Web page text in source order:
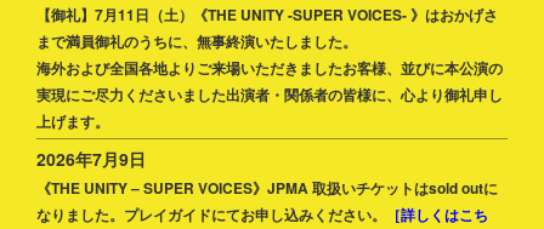
【御礼】7月11日（土）《THE UNITY -SUPER VOICES- 》はおかげさ
まで満員御礼のうちに、無事終演いたしました。
海外および全国各地よりご来場いただきましたお客様、並びに本公演の
実現にご尽力くださいました出演者・関係者の皆様に、心より御礼申し
上げます。
2026年7月9日
《THE UNITY – SUPER VOICES》JPMA 取扱いチケットはsold outに
なりました。プレイガイドにてお申し込みください。
［詳しくはこち